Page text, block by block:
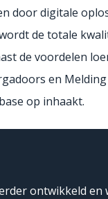
door digitale
de totale
de voordelen
en
op inhaakt.
ontwikkeld en